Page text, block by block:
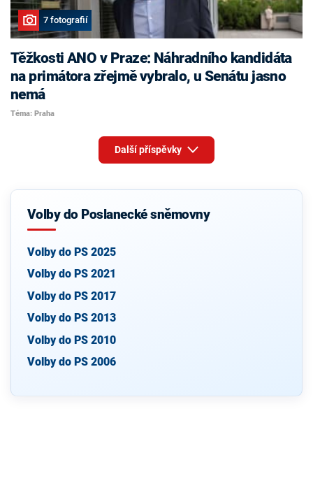
7 fotografií
Těžkosti ANO v Praze: Náhradního kandidáta
na primátora zřejmě vybralo, u Senátu jasno
nemá
Téma: Praha
Další příspěvky
Volby do Poslanecké sněmovny
Volby do PS 2025
Volby do PS 2021
Volby do PS 2017
Volby do PS 2013
Volby do PS 2010
Volby do PS 2006